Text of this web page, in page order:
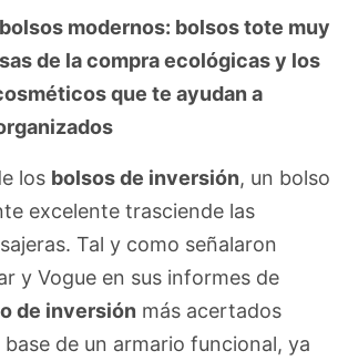
modernos: bolsos tote muy
de la compra ecológicas y los
que te ayudan a
los bolsos de inversión, un bolso
excelente trasciende las
Tal y como señalaron
y Vogue en sus informes de
de inversión más acertados
de un armario funcional, ya